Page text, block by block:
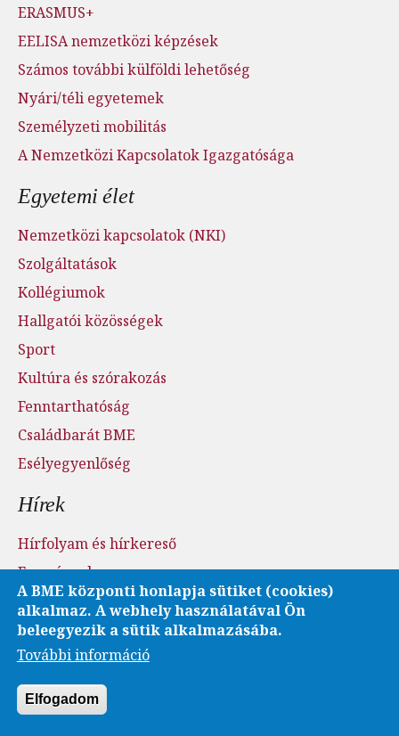
ERASMUS+
EELISA nemzetközi képzések
Számos további külföldi lehetőség
Nyári/téli egyetemek
Személyzeti mobilitás
A Nemzetközi Kapcsolatok Igazgatósága
Egyetemi élet
Nemzetközi kapcsolatok (NKI)
Szolgáltatások
Kollégiumok
Hallgatói közösségek
Sport
Kultúra és szórakozás
Fenntarthatóság
Családbarát BME
Esélyegyenlőség
Hírek
Hírfolyam és hírkereső
Események
Sajtószoba - sajtófigyelés
Karrier és pályázatok
Fotó- és videótár
A BME központi honlapja sütiket (cookies)
alkalmaz. A webhely használatával Ön
beleegyezik a sütik alkalmazásába.
További információ
Elfogadom